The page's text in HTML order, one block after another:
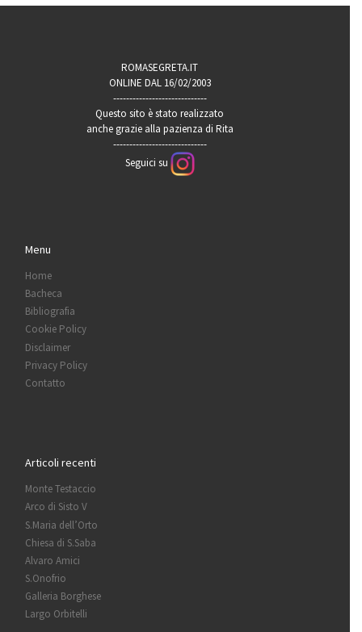
ROMASEGRETA.IT
ONLINE DAL 16/02/2003
-----------------------------
Questo sito è stato realizzato
anche grazie alla pazienza di Rita
-----------------------------
Seguici su
Menu
Home
Bacheca
Bibliografia
Cookie Policy
Disclaimer
Privacy Policy
Contatto
Articoli recenti
Monte Testaccio
Arco di Sisto V
S.Maria dell’Orto
Chiesa di S.Saba
Alvaro Amici
S.Onofrio
Galleria Borghese
Largo Orbitelli